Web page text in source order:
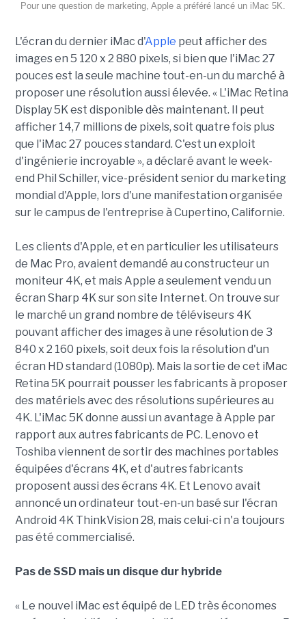
Pour une question de marketing, Apple a préféré lancé un iMac 5K.
L'écran du dernier iMac d'Apple peut afficher des
images en 5 120 x 2 880 pixels, si bien que l'iMac 27
pouces est la seule machine tout-en-un du marché à
proposer une résolution aussi élevée. « L'iMac Retina
Display 5K est disponible dès maintenant. Il peut
afficher 14,7 millions de pixels, soit quatre fois plus
que l'iMac 27 pouces standard. C'est un exploit
d'ingénierie incroyable », a déclaré avant le week-
end Phil Schiller, vice-président senior du marketing
mondial d'Apple, lors d'une manifestation organisée
sur le campus de l'entreprise à Cupertino, Californie.
Les clients d'Apple, et en particulier les utilisateurs
de Mac Pro, avaient demandé au constructeur un
moniteur 4K, et mais Apple a seulement vendu un
écran Sharp 4K sur son site Internet. On trouve sur
le marché un grand nombre de téléviseurs 4K
pouvant afficher des images à une résolution de 3
840 x 2 160 pixels, soit deux fois la résolution d'un
écran HD standard (1080p). Mais la sortie de cet iMac
Retina 5K pourrait pousser les fabricants à proposer
des matériels avec des résolutions supérieures au
4K. L'iMac 5K donne aussi un avantage à Apple par
rapport aux autres fabricants de PC. Lenovo et
Toshiba viennent de sortir des machines portables
équipées d'écrans 4K, et d'autres fabricants
proposent aussi des écrans 4K. Et Lenovo avait
annoncé un ordinateur tout-en-un basé sur l'écran
Android 4K ThinkVision 28, mais celui-ci n'a toujours
pas été commercialisé.
Pas de SSD mais un disque dur hybride
« Le nouvel iMac est équipé de LED très économes